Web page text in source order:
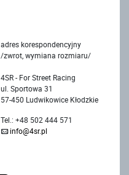
adres korespondencyjny
/zwrot, wymiana rozmiaru/
4SR - For Street Racing
ul. Sportowa 31
57-450 Ludwikowice Kłodzkie
Tel.: +48 502 444 571
info@4sr.pl